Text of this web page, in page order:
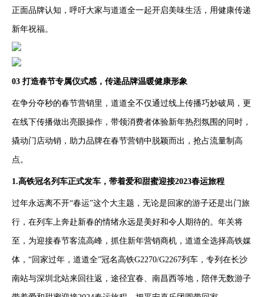
正面品牌认知，呼吁大家与道道全一起开启美味生活，用健康传递
新年祝福。
03 打造春节专属仪式感，传递品牌温暖健康形象
在争分夺秒的春节营销里，道道全不仅通过线上传播巧妙破局，更
在线下传播做出亮眼操作，带领消费者体验新年热烈氛围的同时，
撬动门店动销，助力品牌在春节营销中脱颖而出，抢占流量制高
点。
1.高铁冠名列车正式发车，带着爱和甜蜜迎接2023春运旅程
过年永远离不开“春运”这个大主题，无论是回家的游子还是出门旅
行，在列车上奔赴新春的情绪永远是美好和令人期待的。年关将
至，为迎接春节客流高峰，抓住新年营销商机，道道全选择高铁媒
体，“回家过年，道道全”冠名高铁G2270/G2267列车，专列在长沙
南站与深圳北站来回往返，途径宜春、南昌西等地，陪伴无数游子